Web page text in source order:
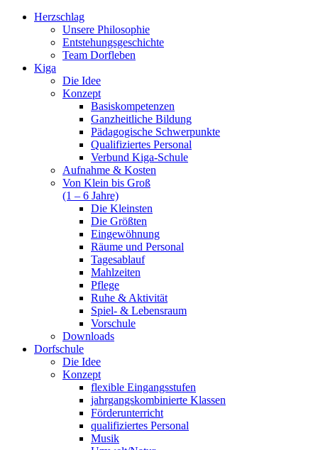
Herzschlag
Unsere Philosophie
Entstehungsgeschichte
Team Dorfleben
Kiga
Die Idee
Konzept
Basiskompetenzen
Ganzheitliche Bildung
Pädagogische Schwerpunkte
Qualifiziertes Personal
Verbund Kiga-Schule
Aufnahme & Kosten
Von Klein bis Groß
(1 – 6 Jahre)
Die Kleinsten
Die Größten
Eingewöhnung
Räume und Personal
Tagesablauf
Mahlzeiten
Pflege
Ruhe & Aktivität
Spiel- & Lebensraum
Vorschule
Downloads
Dorfschule
Die Idee
Konzept
flexible Eingangsstufen
jahrgangskombinierte Klassen
Förderunterricht
qualifiziertes Personal
Musik